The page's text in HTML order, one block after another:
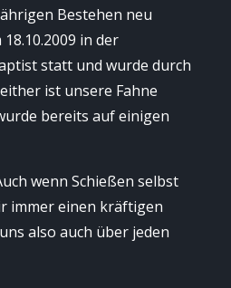
Bestehen neu
in der
statt und wurde durch
ist unsere Fahne
bereits auf einigen
wenn Schießen selbst
immer einen kräftigen
also auch über jeden